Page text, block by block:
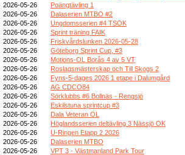
2026-05-26
Poängtävling 1
2026-05-26
Dalaserien MTBO #2
2026-05-26
Ungdomsserien #4 TSOK
2026-05-26
Sprint träning FAIK
2026-05-26
Friskvårdslunken 2026-05-28
2026-05-26
Göteborg Sprint Cup, #3
2026-05-26
Motions-OL Borås 4 av 5 VT
2026-05-26
Roslagsmästerskap och Till Skogs 2
2026-05-26
Fyns-5-dages 2026 1 etape i Dalumgård
2026-05-26
AG CDCO84
2026-05-26
Sörklubbs #6 Bollnäs - Rengsjö
2026-05-26
Eskilstuna sprintcup #3
2026-05-26
Dala Veteran OL
2026-05-26
Höglandsserien deltävling 3 Nässjö OK
2026-05-26
U-Ringen Etapp 2 2026
2026-05-26
Dalaserien MTBO
2026-05-26
VPT 3 - Västmanland Park Tour